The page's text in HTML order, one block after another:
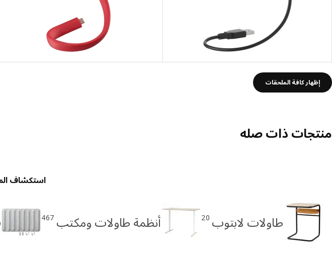
إظهار كافة الملحقات
منتجات ذات صله
استكشاف
طاولات لابتوب 20 أنظمة طاولات ومكتب 467